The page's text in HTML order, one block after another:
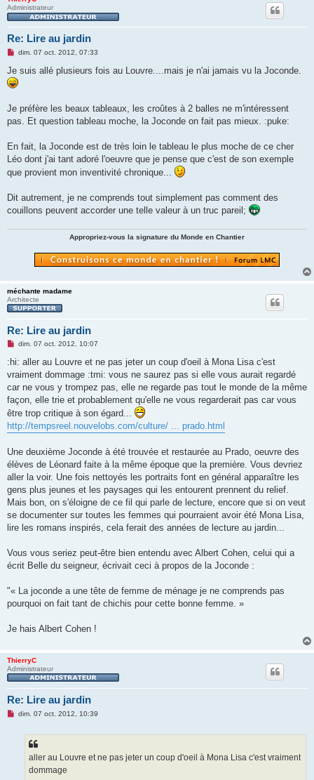
Administrateur
Re: Lire au jardin
M
s
s
a
n
o
u
dim. 07 oct. 2012, 07:33
Je suis allé plusieurs fois au Louvre....mais je n'ai jamais vu la Joconde.
Je préfère les beaux tableaux, les croûtes à 2 balles ne m'intéressent
pas. Et question tableau moche, la Joconde on fait pas mieux. :puke:
En fait, la Joconde est de très loin le tableau le plus moche de ce cher
Léo dont j'ai tant adoré l'oeuvre que je pense que c'est de son exemple
que provient mon inventivité chronique...
Dit autrement, je ne comprends tout simplement pas comment des
couillons peuvent accorder une telle valeur à un truc pareil;
Appropriez-vous la signature du Monde en Chantier
méchante madame
Architecte
Re: Lire au jardin
M
s
a
g
n
o
n
l
u
dim. 07 oct. 2012, 10:07
:hi: aller au Louvre et ne pas jeter un coup d'oeil à Mona Lisa c'est
vraiment dommage :tmi: vous ne saurez pas si elle vous aurait regardé
car ne vous y trompez pas, elle ne regarde pas tout le monde de la même
façon, elle trie et probablement qu'elle ne vous regarderait pas car vous
être trop critique à son égard...
http://tempsreel.nouvelobs.com/culture/ ... prado.html
Une deuxième Joconde à été trouvée et restaurée au Prado, oeuvre des
élèves de Léonard faite à la même époque que la première. Vous devriez
aller la voir. Une fois nettoyés les portraits font en général apparaître les
gens plus jeunes et les paysages qui les entourent prennent du relief.
Mais bon, on s'éloigne de ce fil qui parle de lecture, encore que si on veut
se documenter sur toutes les femmes qui pourraient avoir été Mona Lisa,
lire les romans inspirés, cela ferait des années de lecture au jardin...
Vous vous seriez peut-être bien entendu avec Albert Cohen, celui qui a
écrit Belle du seigneur, écrivait ceci à propos de la Joconde :
"« La joconde a une tête de femme de ménage je ne comprends pas
pourquoi on fait tant de chichis pour cette bonne femme. »
Je hais Albert Cohen !
ThierryC
Administrateur
Re: Lire au jardin
Mdim. 07 oct. 2012, 10:39
aller au Louvre et ne pas jeter un coup d'oeil à Mona Lisa c'est vraiment
dommage